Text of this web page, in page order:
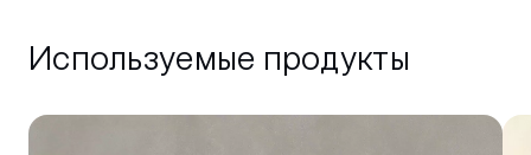
Используемые продукты